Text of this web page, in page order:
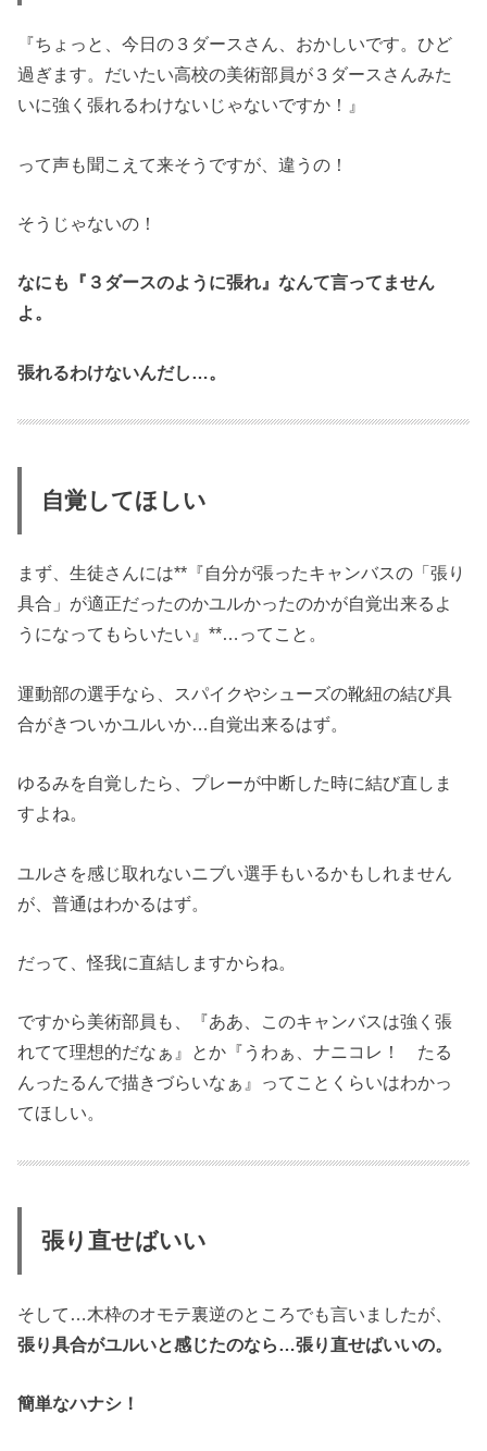
『ちょっと、今日の３ダースさん、おかしいです。ひど
過ぎます。だいたい高校の美術部員が３ダースさんみた
いに強く張れるわけないじゃないですか！』
って声も聞こえて来そうですが、違うの！
そうじゃないの！
なにも『３ダースのように張れ』なんて言ってません
よ。
張れるわけないんだし…。
自覚してほしい
まず、生徒さんには**『自分が張ったキャンバスの「張り
具合」が適正だったのかユルかったのかが自覚出来るよ
うになってもらいたい』**…ってこと。
運動部の選手なら、スパイクやシューズの靴紐の結び具
合がきついかユルいか…自覚出来るはず。
ゆるみを自覚したら、プレーが中断した時に結び直しま
すよね。
ユルさを感じ取れないニブい選手もいるかもしれません
が、普通はわかるはず。
だって、怪我に直結しますからね。
ですから美術部員も、『ああ、このキャンバスは強く張
れてて理想的だなぁ』とか『うわぁ、ナニコレ！ たる
んったるんで描きづらいなぁ』ってことくらいはわかっ
てほしい。
張り直せばいい
そして…木枠のオモテ裏逆のところでも言いましたが、
張り具合がユルいと感じたのなら…張り直せばいいの。
簡単なハナシ！